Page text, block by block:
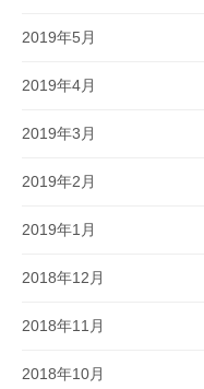
2019年5月
2019年4月
2019年3月
2019年2月
2019年1月
2018年12月
2018年11月
2018年10月